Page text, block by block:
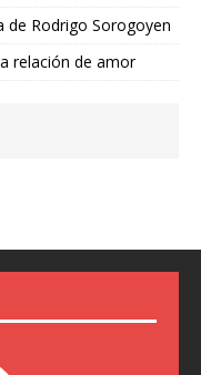
de Rodrigo Sorogoyen
relación de amor